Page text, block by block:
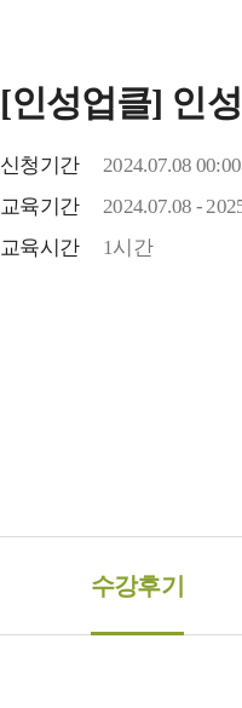
[인성업클] 인
신청기간
2024.07.08
교육기간
2024.07.08 -
교육시간
1시간
수강후기